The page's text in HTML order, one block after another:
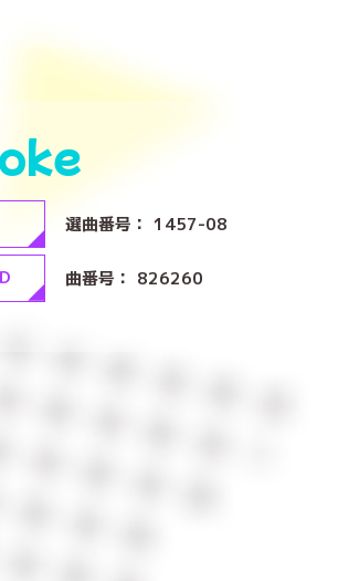
選曲番号： 1457-08
曲番号： 826260